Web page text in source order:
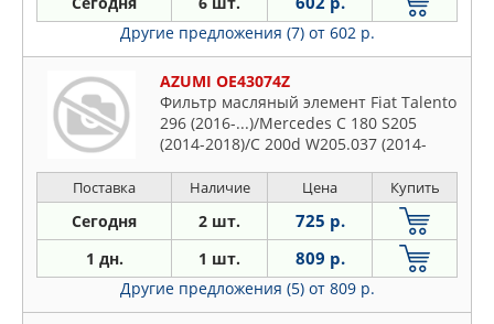
Другие предложения (7) от 602 р.
AZUMI OE43074Z
Фильтр масляный элемент Fiat Talento
296 (2016-...)/Mercedes C 180 S205
(2014-2018)/C 200d W205.037 (2014-
matic X470 (2017-2020)/X 250 X470
(2017-2020)/X 250d X470 (2017-2020)/X
250d 4-matic X470 (2017-2020)
Поставка Наличие Цена Купить
Сегодня 2 шт. 725 р.
1 дн. 1 шт. 809 р.
Другие предложения (5) от 809 р.